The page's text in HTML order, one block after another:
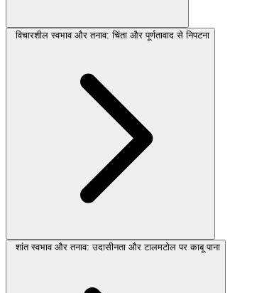
विचारशील स्वभाव और तनाव: चिंता और पूर्णतावाद से निपटना
शांत स्वभाव और तनाव: उदासीनता और टालमटोल पर काबू पाना